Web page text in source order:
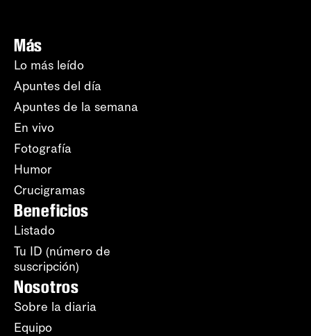
Más
Lo más leído
Apuntes del día
Apuntes de la semana
En vivo
Fotografía
Humor
Crucigramas
Beneficios
Listado
Tu ID (número de
suscripción)
Nosotros
Sobre la diaria
Equipo